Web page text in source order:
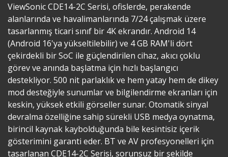
ViewSonic CDE14-2C Serisi, ofislerde, perakende
alanlarında ve havalimanlarında 7/24 çalışmak üzere
tasarlanmış ticari sınıf bir 4K ekrandır. Android 14
(Android 16'ya yükseltilebilir) ve 4 GB RAM'li dört
çekirdekli bir SoC ile güçlendirilen cihaz, akıcı çoklu
görev ve anında başlatma için hızlı başlangıcı
destekliyor. 500 nit parlaklık ve hem yatay hem de dikey
mod desteğiyle sunumlar ve bilgilendirme ekranları için
keskin, yüksek etkili görseller sunar. Otomatik sinyal
devralma özelliğine sahip sürekli USB medya oynatma,
birincil kaynak kaybolduğunda bile kesintisiz içerik
gösterimini garanti eder. BT ve AV profesyonelleri için
tasarlanan CDE14-2C Serisi, sorunsuz bir şekilde